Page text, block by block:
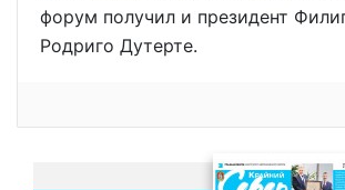
форум получил и президент
Родриго Дутерте.